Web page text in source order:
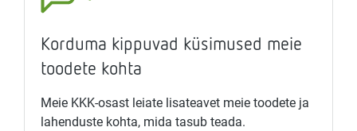
Korduma kippuvad küsimused meie
toodete kohta
Meie KKK-osast leiate lisateavet meie toodete ja
lahenduste kohta, mida tasub teada.